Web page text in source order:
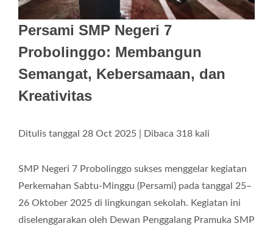
Persami SMP Negeri 7
Probolinggo: Membangun
Semangat, Kebersamaan, dan
Kreativitas
Ditulis tanggal 28 Oct 2025 | Dibaca 318 kali
SMP Negeri 7 Probolinggo sukses menggelar kegiatan
Perkemahan Sabtu-Minggu (Persami) pada tanggal 25–
26 Oktober 2025 di lingkungan sekolah. Kegiatan ini
diselenggarakan oleh Dewan Penggalang Pramuka SMP